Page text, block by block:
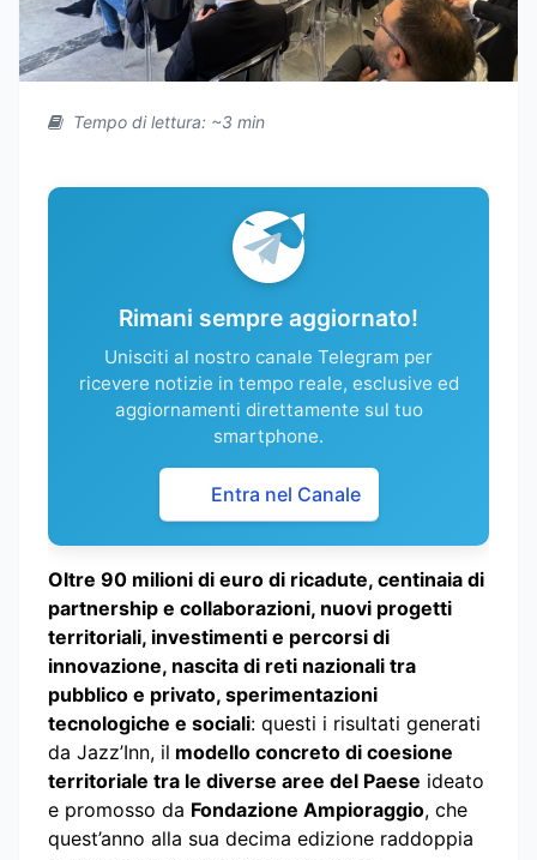
Tempo di lettura: ~3 min
Rimani sempre aggiornato!
Unisciti al nostro canale Telegram per
ricevere notizie in tempo reale, esclusive ed
aggiornamenti direttamente sul tuo
smartphone.
Entra nel Canale
Oltre 90 milioni di euro di ricadute, centinaia di
partnership e collaborazioni, nuovi progetti
territoriali, investimenti e percorsi di
innovazione, nascita di reti nazionali tra
pubblico e privato, sperimentazioni
tecnologiche e sociali: questi i risultati generati
da Jazz’Inn, il modello concreto di coesione
territoriale tra le diverse aree del Paese ideato
e promosso da Fondazione Ampioraggio, che
quest’anno alla sua decima edizione raddoppia